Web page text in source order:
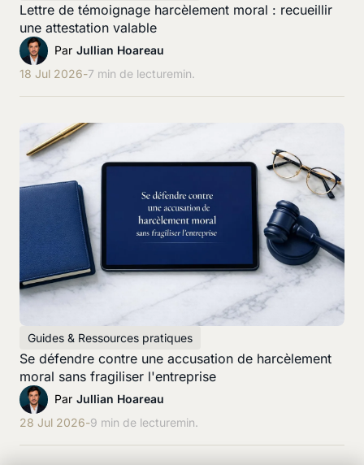
Lettre de témoignage harcèlement moral : recueillir
une attestation valable
Par Jullian Hoareau
18 Jul 2026-7 min de lecturemin.
Guides & Ressources pratiques
Se défendre contre une accusation de harcèlement
moral sans fragiliser l'entreprise
Par Jullian Hoareau
28 Jul 2026-9 min de lecturemin.